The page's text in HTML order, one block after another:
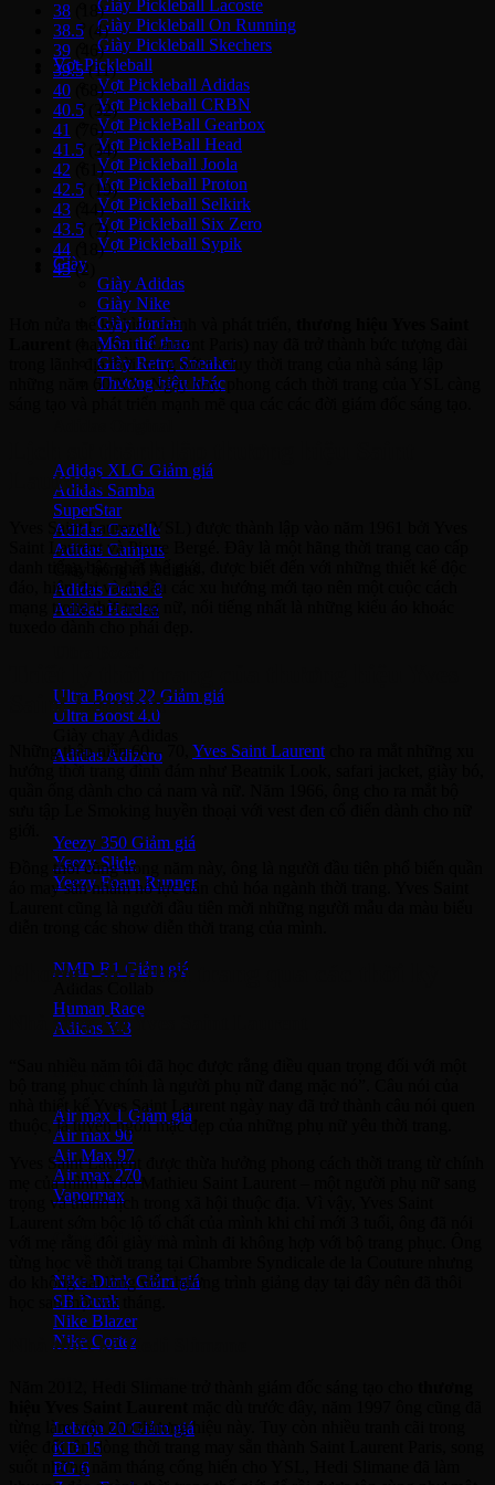
Giày Pickleball Lacoste
Giày Pickleball On Running
Giày Pickleball Skechers
Vợt Pickleball
Vợt Pickleball Adidas
Vợt Pickleball CRBN
Vợt PickleBall Gearbox
Vợt PickleBall Head
Vợt Pickleball Joola
Vợt Pickleball Proton
Vợt Pickleball Selkirk
Vợt Pickleball Six Zero
Vợt Pickleball Sypik
Giày
Giày Adidas
Giày Nike
Giày Jordan
Môn thể thao
Giày Retro Sneaker
Thương hiệu khác
Adidas XLG
Adidas Samba
SuperStar
Adidas Gazelle
Adidas Campus
Adidas Dame 8
Adidas Harden
Ultra Boost 22
Ultra Boost 4.0
Adidas Adizero
Yeezy 350
Yeezy Slide
Yeezy Foam Runner
NMD R1
Human Race
Adidas Y-3
Air max 1
Air max 90
Air Max 97
Air max 270
Vapormax
Nike Dunk
SB Dunk
Nike Blazer
Nike Cortez
Lebron 20
KD 15
PG 6
38
(18)
38.5
(4)
39
(46)
39.5 (11)
40
(68)
40.5
(32)
41
(76)
41.5
(34)
42
(61)
42.5
(19)
43
(44)
43.5
(7)
44
(18)
45 (2)
Hơn nửa thế kỷ hình thành và phát triển,
(hay Saint Laurent Paris) nay đã trở thành bức tượng đài
trong lãnh địa thời trang với tư duy thời trang của nhà sáng lập
những năm 60/XX. Ngày nay, phong cách thời trang của YSL càng
Laurent
Yves Saint Laurent (YSL) được thành lập vào năm 1961 bởi Yves
Saint Laurent và Pierre Bergé. Đây là một hãng thời trang cao cấp
đáo, hiện đại và đi đầu các xu hướng mới tạo nên một cuộc cách
mạng trong thời trang nữ, nổi tiếng nhất là những kiểu áo khoác
Saint Laurent
Những thập niên 60 – 70, Yves Saint Laurent
Đồng thời cũng trong năm này, ông là người đầu tiên phổ biến quần
áo may sẵn nhằm nỗ lực dân chủ hóa ngành thời trang. Yves Saint
Phong cách thời trang qua các thời kỳ
Nhà sáng lập Yves Saint Laurent
nhà thiết kế Yves Saint Laurent ngày nay đã trở thành câu nói quen
thuộc, là tuyên ngôn mặc đẹp của những phụ nữ yêu thời trang.
Yves Saint Laurent được thừa hưởng phong cách thời trang từ chính
mẹ của mình là bà Mathieu Saint Laurent – một người phụ nữ sang
trọng và thanh lịch trong xã hội thuộc địa. Vì vậy, Yves Saint
do không hài lòng với chương trình giảng dạy tại đây nên đã thôi
học sau một vài tháng.
Nhà thiết kế Hedi Slimane
từng làm việc cho thương hiệu này. Tuy còn nhiều tranh cãi trong
việc đổi tên dòng thời trang may sẵn thành Saint Laurent Paris, song
suốt những năm tháng cống hiến cho YSL, Hedi Slimane đã làm